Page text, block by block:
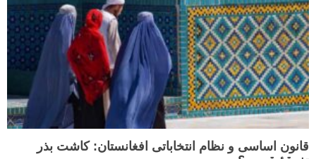
قانون اساسی و نظام انتخاباتی افغانستان: کاشت بذر